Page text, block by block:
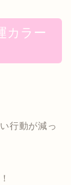
カラー
行動が減っ